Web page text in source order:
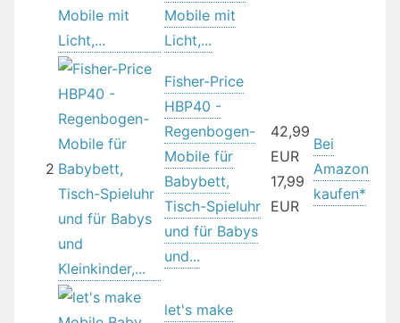
Mobile mit
Licht,...
2
Fisher-Price
HBP40 -
Regenbogen-
Mobile für
Babybett,
Tisch-Spieluhr
und für Babys
und...
42,99
EUR
17,99
EUR
Bei
Amazon
kaufen*
let's make